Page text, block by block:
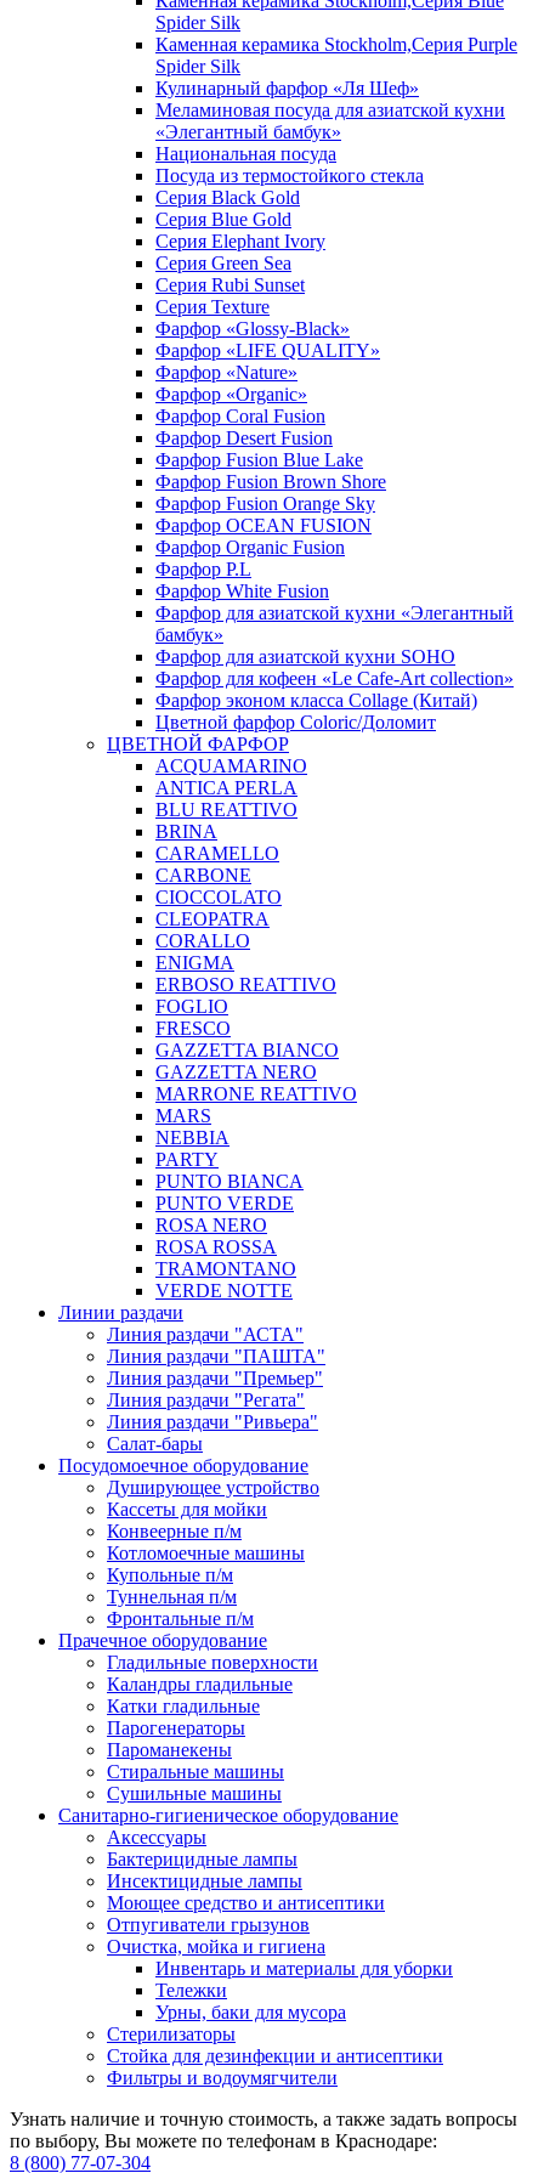
Spider Silk
Каменная керамика Stockholm,Серия Purple
Spider Silk
Кулинарный фарфор «Ля Шеф»
Меламиновая посуда для азиатской кухни
«Элегантный бамбук»
Национальная посуда
Посуда из термостойкого стекла
Серия Black Gold
Серия Blue Gold
Серия Elephant Ivory
Серия Green Sea
Серия Rubi Sunset
Серия Texture
Фарфор «Glossy-Black»
Фарфор «LIFE QUALITY»
Фарфор «Nature»
Фарфор «Organic»
Фарфор Coral Fusion
Фарфор Desert Fusion
Фарфор Fusion Blue Lake
Фарфор Fusion Brown Shore
Фарфор Fusion Orange Sky
Фарфор OCEAN FUSION
Фарфор Organic Fusion
Фарфор P.L
Фарфор White Fusion
Фарфор для азиатской кухни «Элегантный
бамбук»
Фарфор для азиатской кухни SOHO
Фарфор для кофеен «Le Cafe-Art collection»
Фарфор эконом класса Collage (Китай)
Цветной фарфор Coloric/Доломит
ЦВЕТНОЙ ФАРФОР
ACQUAMARINO
ANTICA PERLA
BLU REATTIVO
BRINA
CARAMELLO
CARBONE
CIOCCOLATO
CLEOPATRA
CORALLO
ENIGMA
ERBOSO REATTIVO
FOGLIO
FRESCO
GAZZETTA BIANCO
GAZZETTA NERO
MARRONE REATTIVO
MARS
NEBBIA
PARTY
PUNTO BIANCA
PUNTO VERDE
ROSA NERO
ROSA ROSSA
TRAMONTANO
VERDE NOTTE
Линии раздачи
Линия раздачи "АСТА"
Линия раздачи "ПАШТА"
Линия раздачи "Премьер"
Линия раздачи "Регата"
Линия раздачи "Ривьера"
Салат-бары
Посудомоечное оборудование
Душирующее устройство
Кассеты для мойки
Конвеерные п/м
Котломоечные машины
Купольные п/м
Туннельная п/м
Фронтальные п/м
Прачечное оборудование
Гладильные поверхности
Каландры гладильные
Катки гладильные
Парогенераторы
Пароманекены
Стиральные машины
Сушильные машины
Санитарно-гигиеническое оборудование
Аксессуары
Бактерицидные лампы
Инсектицидные лампы
Моющее средство и антисептики
Отпугиватели грызунов
Очистка, мойка и гигиена
Инвентарь и материалы для уборки
Тележки
Урны, баки для мусора
Стерилизаторы
Стойка для дезинфекции и антисептики
Фильтры и водоумягчители
Узнать наличие и точную стоимость, а также задать вопросы
по выбору, Вы можете по телефонам в Краснодаре:
8 (800) 77-07-304